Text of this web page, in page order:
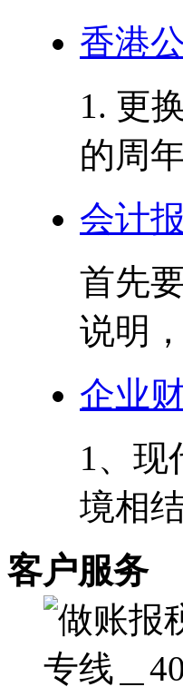
香港
1. 更
的周
会计
首先
说明
企业
1、现
境相
客户服务